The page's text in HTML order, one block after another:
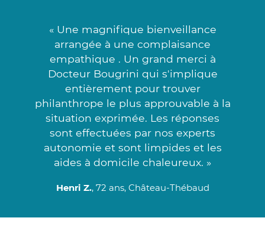
« Une magnifique bienveillance
arrangée à une complaisance
empathique . Un grand merci à
Docteur Bougrini qui s'implique
entièrement pour trouver
philanthrope le plus approuvable à la
situation exprimée. Les réponses
sont effectuées par nos experts
autonomie et sont limpides et les
aides à domicile chaleureux. »
Henri Z., 72 ans, Château-Thébaud